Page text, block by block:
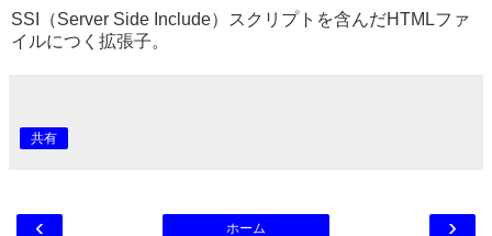
SSI（Server Side Include）スクリプトを含んだHTMLファ
イルにつく拡張子。
共有
‹ ›
ホーム